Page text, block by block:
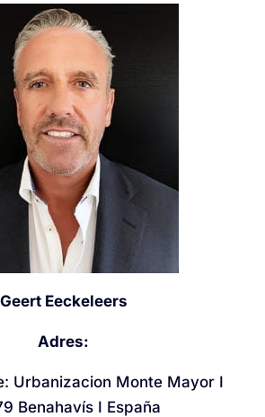
Geert Eeckeleers
Adres:
Urbanizacion Monte Mayor I
Benahavís I España